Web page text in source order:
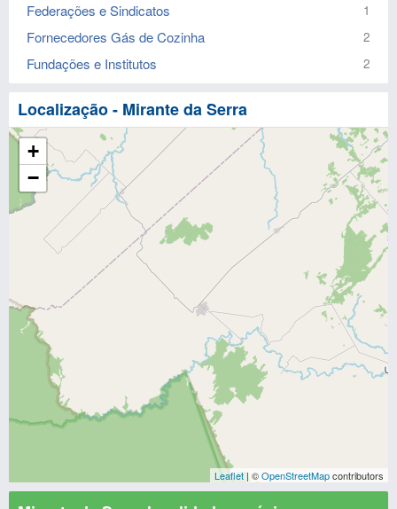
Federações e Sindicatos 1
Fornecedores Gás de Cozinha 2
Fundações e Institutos 2
Localização - Mirante da Serra
+
−
Leaflet | ©OpenStreetMapcontributors